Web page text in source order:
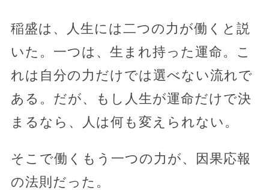
稲盛は、人生には二つの力が働くと説
いた。一つは、生まれ持った運命。こ
れは自分の力だけでは選べない流れで
ある。だが、もし人生が運命だけで決
まるなら、人は何も変えられない。
そこで働くもう一つの力が、因果応報
の法則だった。